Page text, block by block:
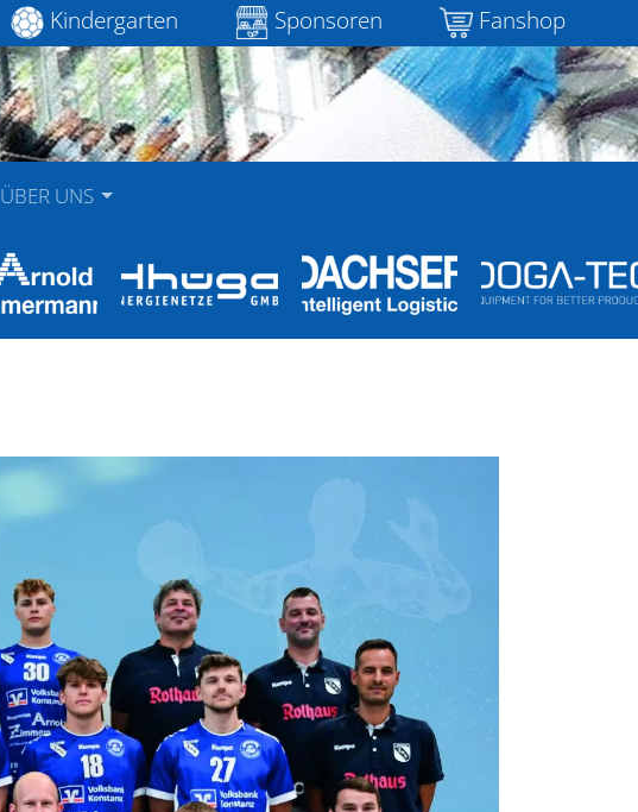
Kindergarten Sponsoren Fanshop
ÜBER UNS